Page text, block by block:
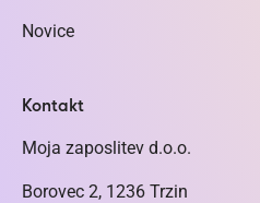
Novice
Kontakt
Moja zaposlitev d.o.o.
Borovec 2, 1236 Trzin